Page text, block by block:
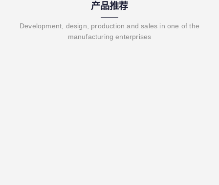
产品推荐
Development, design, production and sales in one of the
manufacturing enterprises